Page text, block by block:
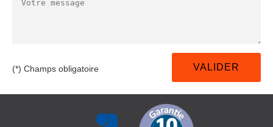
(*) Champs obligatoire